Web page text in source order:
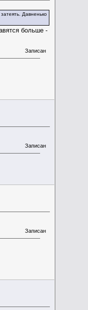
Давненько
больше -
Записан
Записан
Записан